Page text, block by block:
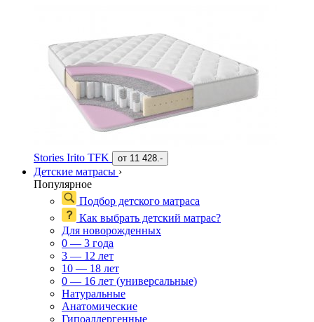
Stories Irito TFK от 11 428.-
Детские матрасы ›
Популярное
Подбор детского матраса
Как выбрать детский матрас?
Для новорожденных
0 — 3 года
3 — 12 лет
10 — 18 лет
0 — 16 лет (универсальные)
Натуральные
Анатомические
Гипоаллергенные